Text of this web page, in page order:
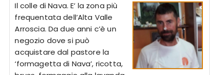
Il colle di Nava. E’ la zona più
frequentata dell’Alta Valle
Arroscia. Da due anni c’è un
negozio dove si può
acquistare dal pastore la
‘formagetta di Nava’, ricotta,